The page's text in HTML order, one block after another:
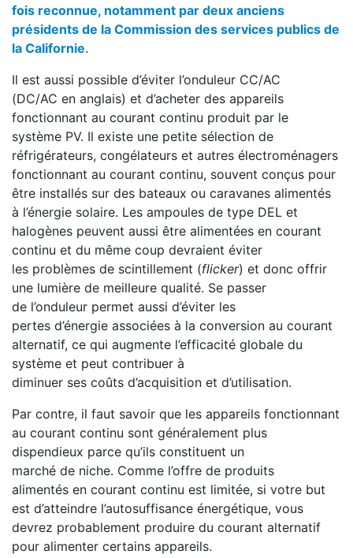
fois reconnue, notamment par deux anciens
présidents de la Commission des services publics de
la Californie.
Il est aussi possible d’éviter l’onduleur CC/AC
(DC/AC en anglais) et d’acheter des appareils
fonctionnant au courant continu produit par le
système PV. Il existe une petite sélection de
réfrigérateurs, congélateurs et autres électroménagers
fonctionnant au courant continu, souvent conçus pour
être installés sur des bateaux ou caravanes alimentés
à l’énergie solaire. Les ampoules de type DEL et
halogènes peuvent aussi être alimentées en courant
continu et du même coup devraient éviter
les problèmes de scintillement (flicker) et donc offrir
une lumière de meilleure qualité. Se passer
de l’onduleur permet aussi d’éviter les
pertes d’énergie associées à la conversion au courant
alternatif, ce qui augmente l’efficacité globale du
système et peut contribuer à
diminuer ses coûts d’acquisition et d’utilisation.
Par contre, il faut savoir que les appareils fonctionnant
au courant continu sont généralement plus
dispendieux parce qu’ils constituent un
marché de niche. Comme l’offre de produits
alimentés en courant continu est limitée, si votre but
est d’atteindre l’autosuffisance énergétique, vous
devrez probablement produire du courant alternatif
pour alimenter certains appareils.